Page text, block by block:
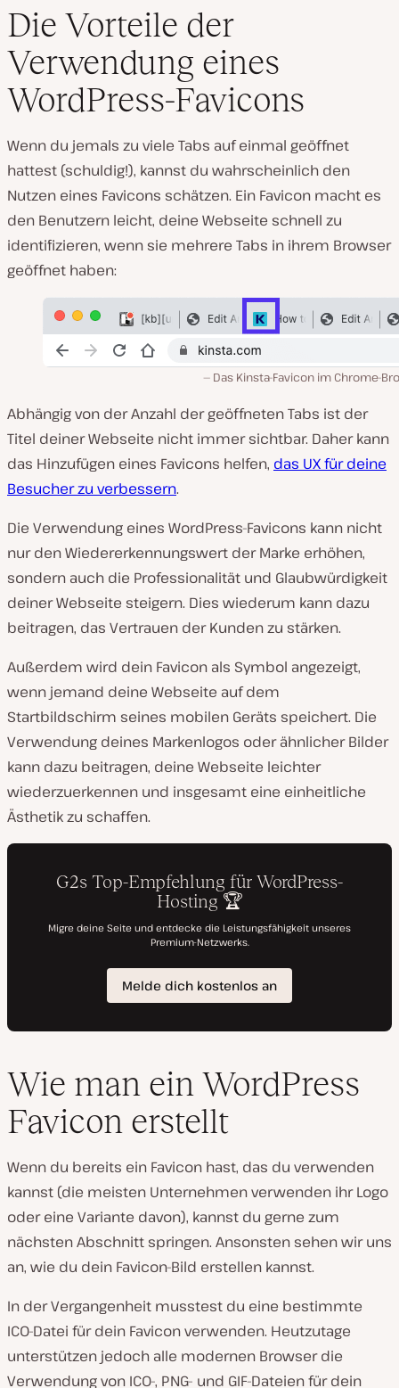
Die Vorteile der
Verwendung eines
WordPress-Favicons
Wenn du jemals zu viele Tabs auf einmal geöffnet
hattest (schuldig!), kannst du wahrscheinlich den
Nutzen eines Favicons schätzen. Ein Favicon macht es
den Benutzern leicht, deine Webseite schnell zu
identifizieren, wenn sie mehrere Tabs in ihrem Browser
geöffnet haben:
Das Kinsta-Favicon im Chrome-
Abhängig von der Anzahl der geöffneten Tabs ist der
Titel deiner Webseite nicht immer sichtbar. Daher kann
das Hinzufügen eines Favicons helfen, das UX für deine
Besucher zu verbessern.
Die Verwendung eines WordPress-Favicons kann nicht
nur den Wiedererkennungswert der Marke erhöhen,
sondern auch die Professionalität und Glaubwürdigkeit
deiner Webseite steigern. Dies wiederum kann dazu
beitragen, das Vertrauen der Kunden zu stärken.
Außerdem wird dein Favicon als Symbol angezeigt,
wenn jemand deine Webseite auf dem
Startbildschirm seines mobilen Geräts speichert. Die
Verwendung deines Markenlogos oder ähnlicher Bilder
kann dazu beitragen, deine Webseite leichter
wiederzuerkennen und insgesamt eine einheitliche
Ästhetik zu schaffen.
Wie man ein WordPress
Favicon erstellt
Wenn du bereits ein Favicon hast, das du verwenden
kannst (die meisten Unternehmen verwenden ihr Logo
oder eine Variante davon), kannst du gerne zum
nächsten Abschnitt springen. Ansonsten sehen wir uns
an, wie du dein Favicon-Bild erstellen kannst.
In der Vergangenheit musstest du eine bestimmte
ICO-Datei für dein Favicon verwenden. Heutzutage
unterstützen jedoch alle modernen Browser die
Verwendung von ICO-, PNG- und GIF-Dateien für dein